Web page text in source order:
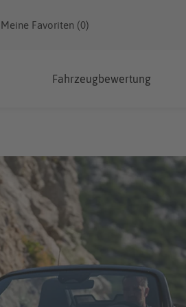
Meine Favoriten (0)
Fahrzeugbewertung